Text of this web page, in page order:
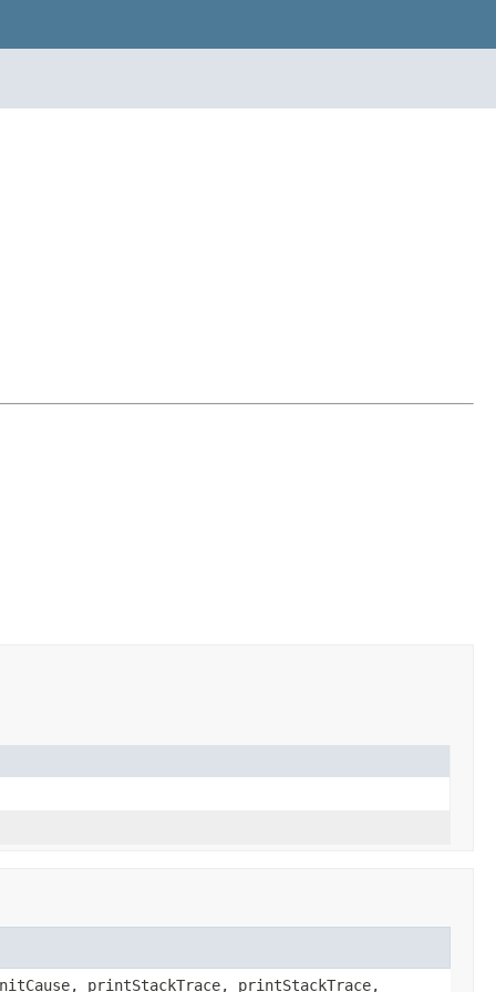
printStackTrace, printStackTrace,